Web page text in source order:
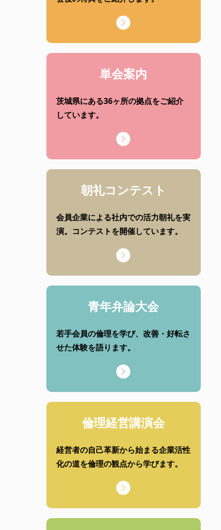
単会案内
茨城県にある36ヶ所の拠点をご紹介
しています。
朝礼コンテスト
会員企業による社内での活力朝礼を実
演。コンテストを開催しています。
青年弁論大会
若手会員の倫理を学び、改善・好転さ
せた体験を語ります。
倫理経営講演会
経営者の自己革新から始まる企業活性
化の道を倫理の観点から学びます。